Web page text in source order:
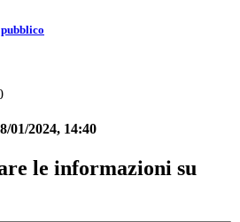
01/2024, 14:40
le informazioni su